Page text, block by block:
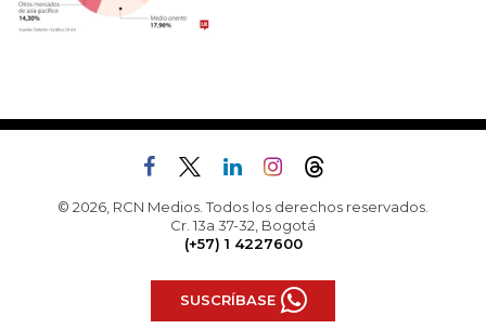
© 2026, RCN Medios. Todos los derechos reservados.
Cr. 13a 37-32, Bogotá
(+57) 1 4227600
SUSCRÍBASE